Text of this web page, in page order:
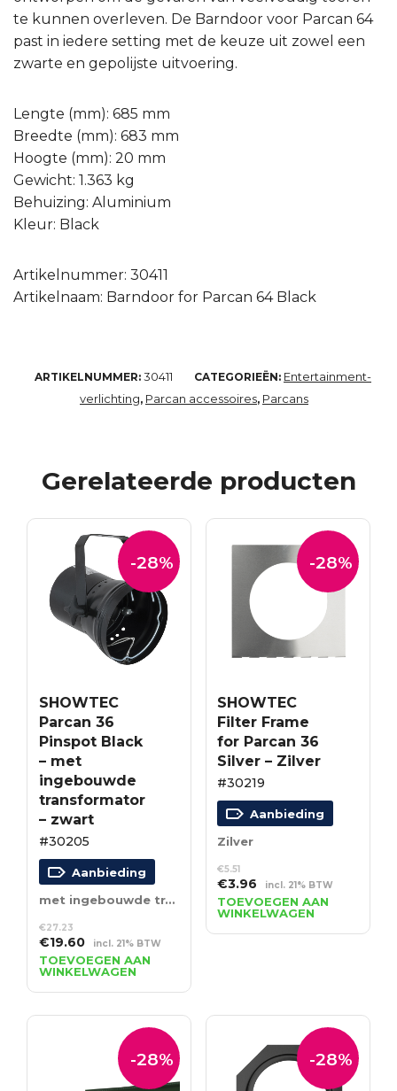
te kunnen overleven. De Barndoor voor Parcan 64
past in iedere setting met de keuze uit zowel een
zwarte en gepolijste uitvoering.
Lengte (mm): 685 mm
Breedte (mm): 683 mm
Hoogte (mm): 20 mm
Gewicht: 1.363 kg
Behuizing: Aluminium
Kleur: Black
Artikelnummer: 30411
Artikelnaam: Barndoor for Parcan 64 Black
ARTIKELNUMMER: 30411 CATEGORIEËN: Entertainment-
verlichting, Parcan accessoires, Parcans
Gerelateerde producten
-28%
SHOWTEC
Parcan 36
Pinspot Black
– met
ingebouwde
transformator
– zwart
#30205
Aanbieding
met ingebouwde transformator – zwart
€27.23
Oorspronkelijke
prijs
was:
€27.23.
€19.60Huidige
prijs
is:
€19.60.
incl. 21% BTW
TOEVOEGEN AAN
WINKELWAGEN
-28%
SHOWTEC
Filter Frame
for Parcan 36
Silver – Zilver
#30219
Aanbieding
Zilver
€5.51
Oorspronkelijke
prijs
was:
€5.51.
€3.96 Huidige
prijs
is:
€3.96.
incl. 21% BTW
TOEVOEGEN AAN
WINKELWAGEN
-28% -28%